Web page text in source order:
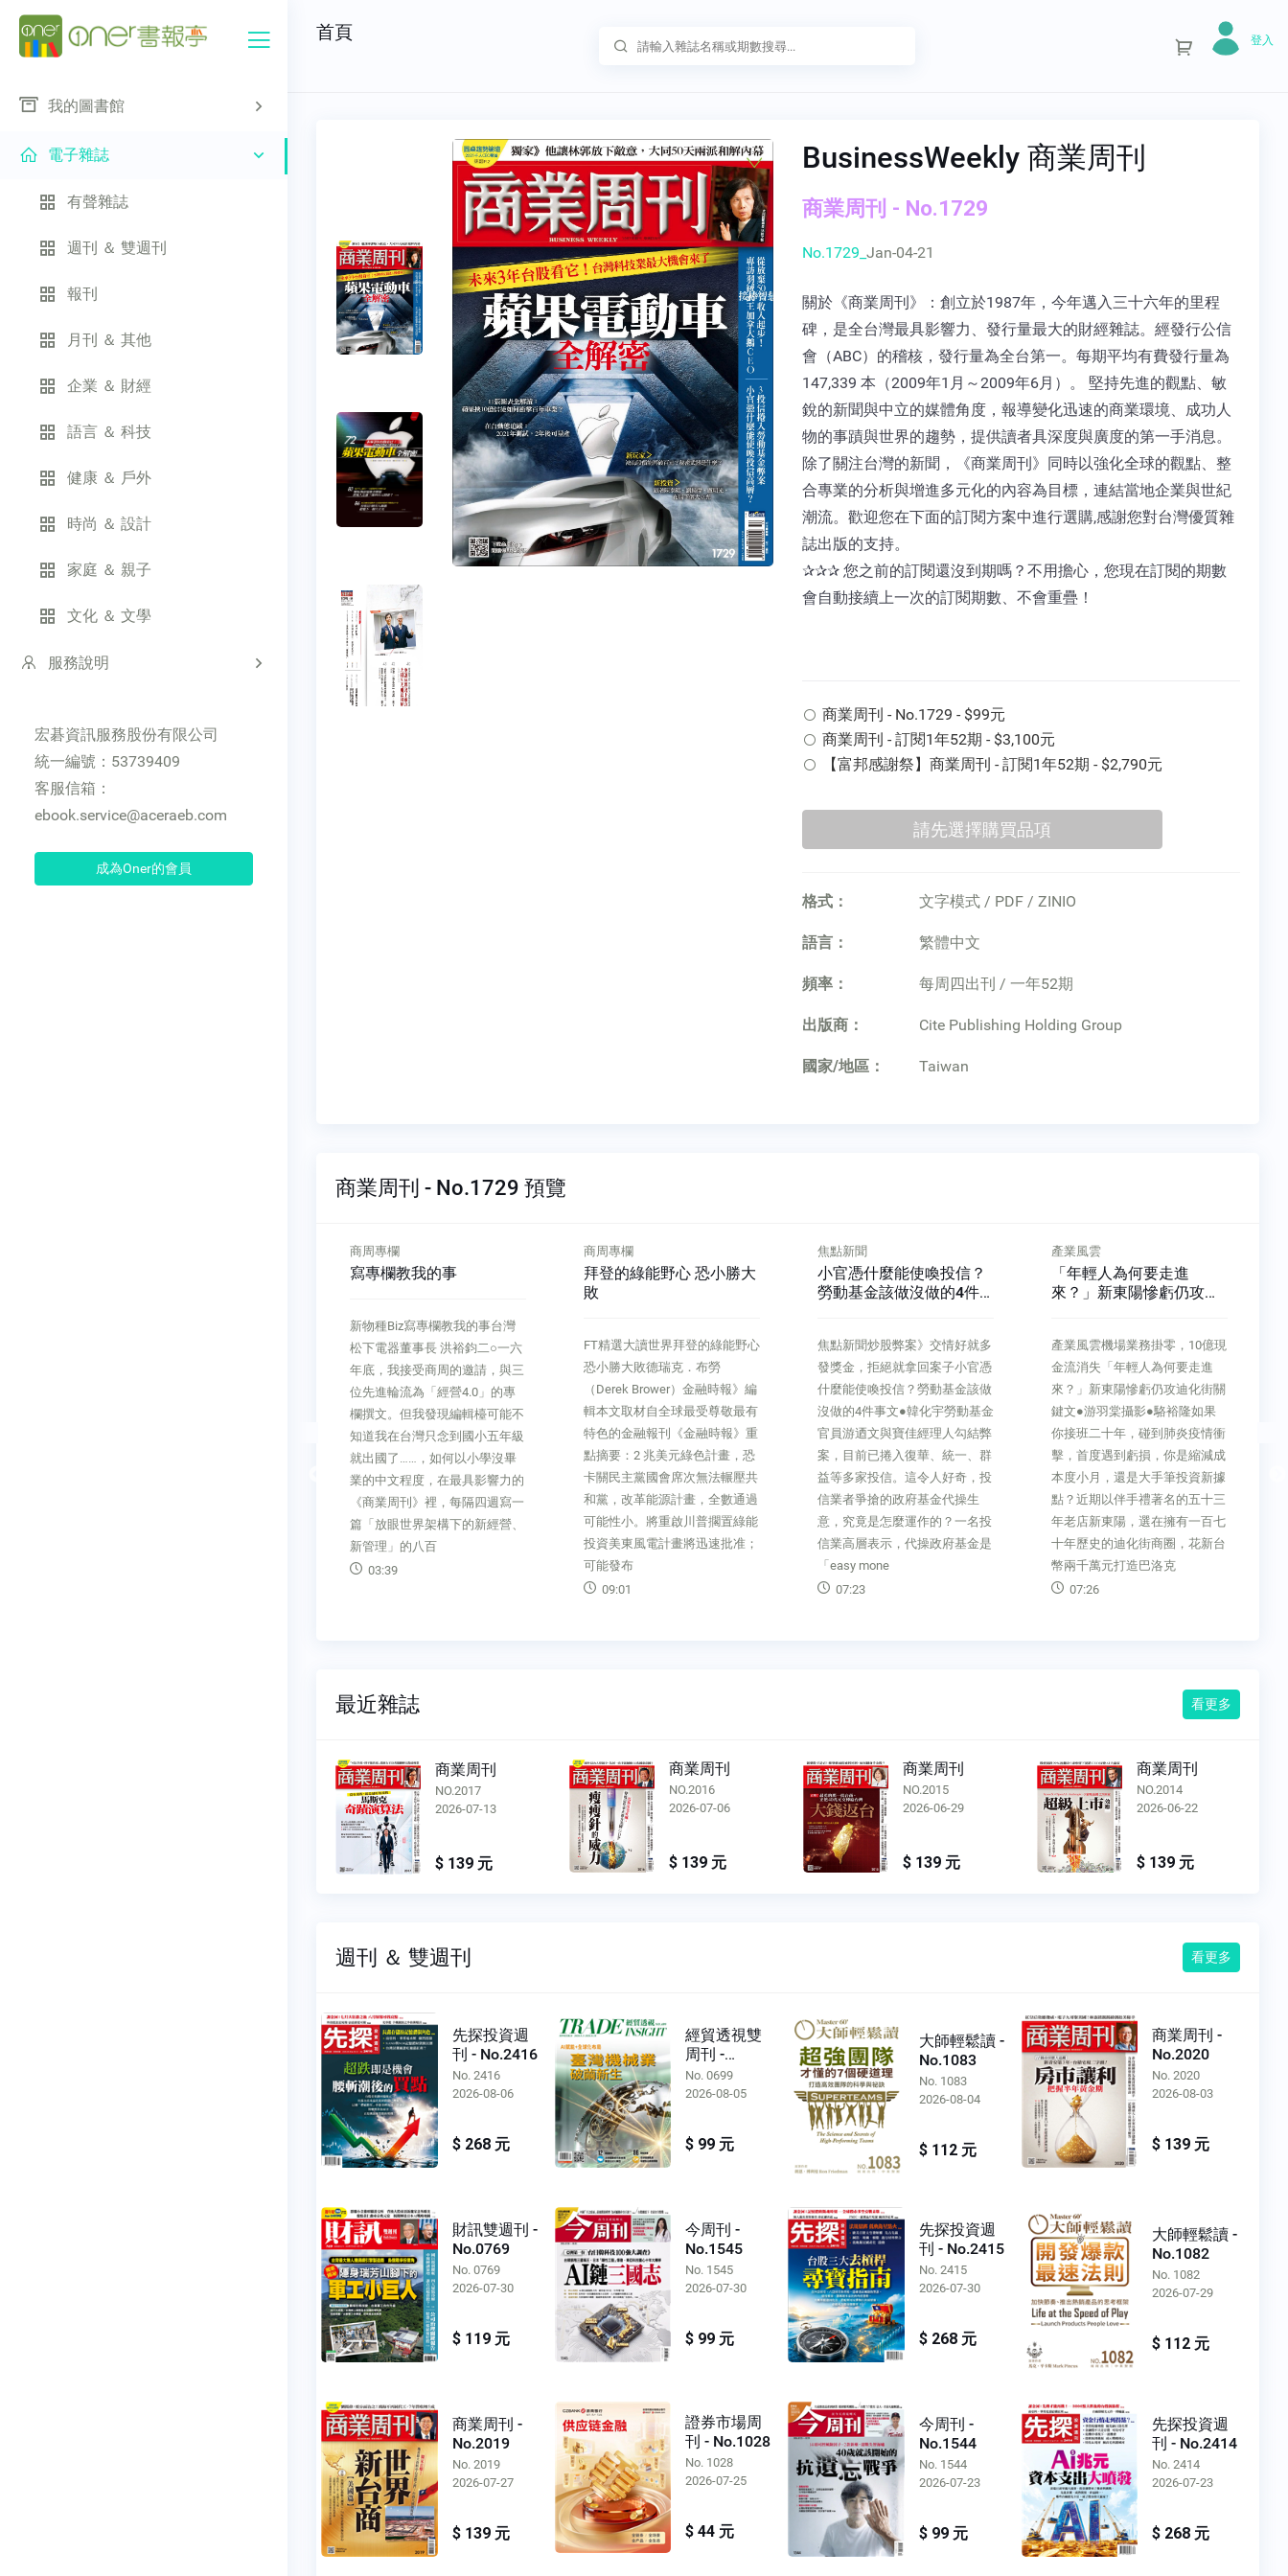
我的圖書館
電子雜誌
有聲雜誌
週刊 ＆ 雙週刊
報刊
月刊 ＆ 其他
企業 ＆ 財經
語言 ＆ 科技
健康 ＆ 戶外
時尚 ＆ 設計
家庭 ＆ 親子
文化 ＆ 文學
服務說明
宏碁資訊服務股份有限公司
統一編號：53739409
客服信箱：
ebook.service@aceraeb.com
成為Oner的會員
首頁 登入
BusinessWeekly 商業周刊
商業周刊 - No.1729
No.1729_ Jan-04-21
關於《商業周刊》：創立於1987年，今年邁入三十六年的里程
碑，是全台灣最具影響力、發行量最大的財經雜誌。經發行公信
會（ABC）的稽核，發行量為全台第一。每期平均有費發行量為
147,339 本（2009年1月～2009年6月）。 堅持先進的觀點、敏
銳的新聞與中立的媒體角度，報導變化迅速的商業環境、成功人
物的事蹟與世界的趨勢，提供讀者具深度與廣度的第一手消息。
除了關注台灣的新聞，《商業周刊》同時以強化全球的觀點、整
合專業的分析與增進多元化的內容為目標，連結當地企業與世紀
潮流。歡迎您在下面的訂閱方案中進行選購,感謝您對台灣優質雜
誌出版的支持。
✰✰✰ 您之前的訂閱還沒到期嗎？不用擔心，您現在訂閱的期數
會自動接續上一次的訂閱期數、不會重疊！
商業周刊 - No.1729 - $99元
商業周刊 - 訂閱1年52期 - $3,100元
【富邦感謝祭】商業周刊 - 訂閱1年52期 - $2,790元
格式： 文字模式 / PDF / ZINIO
語言： 繁體中文
頻率： 每周四出刊 / 一年52期
出版商： Cite Publishing Holding Group
國家/地區： Taiwan
商業周刊 - No.1729 預覽
Previous
商周專欄
拜登的綠能野心 恐小勝大
FT精選大讀世界拜登的綠能野心
恐小勝大敗德瑞克．布勞
（Derek Brower）金融時報》編
輯本文取材自全球最受尊敬最有
特色的金融報刊《金融時報》重
點摘要：2 兆美元綠色計畫，恐
卡關民主黨國會席次無法輾壓共
和黨，改革能源計畫，全數通過
可能性小。將重啟川普擱置綠能
投資美東風電計畫將迅速批准；
可能發布
焦點新聞
小官憑什麼能使喚投信？
勞動基金該做沒做的4件
焦點新聞炒股弊案》交情好就多
發獎金，拒絕就拿回案子小官憑
什麼能使喚投信？勞動基金該做
沒做的4件事文●韓化宇勞動基金
官員游迺文與寶佳經理人勾結弊
案，目前已捲入復華、統一、群
益等多家投信。這令人好奇，投
信業者爭搶的政府基金代操生
意，究竟是怎麼運作的？一名投
信業高層表示，代操政府基金是
「easy mone
07:23
產業風雲
「年輕人為何要走進
來？」新東陽慘虧仍攻迪
產業風雲機場業務掛零，10億現
金流消失「年輕人為何要走進
來？」新東陽慘虧仍攻迪化街關
鍵文●游羽棠攝影●駱裕隆如果
你接班二十年，碰到肺炎疫情衝
擊，首度遇到虧損，你是縮減成
本度小月，還是大手筆投資新據
點？近期以伴手禮著名的五十三
年老店新東陽，選在擁有一百七
十年歷史的迪化街商圈，花新台
幣兩千萬元打造巴洛克
07:26
商周CEO學院
從放棄50％收入起步！專
訪羽絨衣王加拿大鵝CEO
商周CEO學院缺工又成本貴，但
「好產品為何不用自己名字
賣？」從放棄50％收入起步！專
訪羽絨衣王加拿大鵝CEO文●蔡
茹涵你願意為自己相信的事情，
付出多少代價？一個家族第三
代，因為相信在家鄉生產製造的
可能性，最終創造出全世界最知
名的羽絨衣，二○二○會計年度
營收高達新台幣兩百億元。這是
精品羽絨衣加拿大鵝（
10:58
最近雜誌 看更多
商業周刊
NO.2016
2026-07-06
$ 139 元
商業周刊
NO.2015
2026-06-29
$ 139 元
商業周刊
NO.2014
2026-06-22
$ 139 元
商業周刊
NO.2013
2026-06-15
$ 139 元
週刊 ＆ 雙週刊 看更多
先探投資週
刊 - No.2416
No. 2416
2026-08-06
$ 268 元
經貿透視雙
周刊 -
No.0699
No. 0699
2026-08-05
$ 99 元
大師輕鬆讀 -
No.1083
No. 1083
2026-08-04
$ 112 元
商業周刊 -
No.2020
No. 2020
2026-08-03
$ 139 元
財訊雙週刊 -
No.0769
No. 0769
2026-07-30
$ 119 元
今周刊 -
No.1545
No. 1545
2026-07-30
$ 99 元
先探投資週
刊 - No.2415
No. 2415
2026-07-30
$ 268 元
大師輕鬆讀 -
No.1082
No. 1082
2026-07-29
$ 112 元
商業周刊 -
No.2019
No. 2019
2026-07-27
$ 139 元
證券市場周
刊 - No.1028
No. 1028
2026-07-25
$ 44 元
今周刊 -
No.1544
No. 1544
2026-07-23
$ 99 元
先探投資週
刊 - No.2414
No. 2414
2026-07-23
$ 268 元